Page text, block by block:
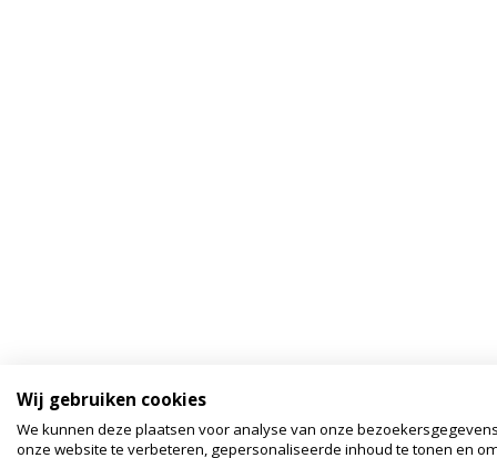
Wij gebruiken cookies
We kunnen deze plaatsen voor analyse van onze
onze website te verbeteren, gepersonaliseerde inhoud te tonen en